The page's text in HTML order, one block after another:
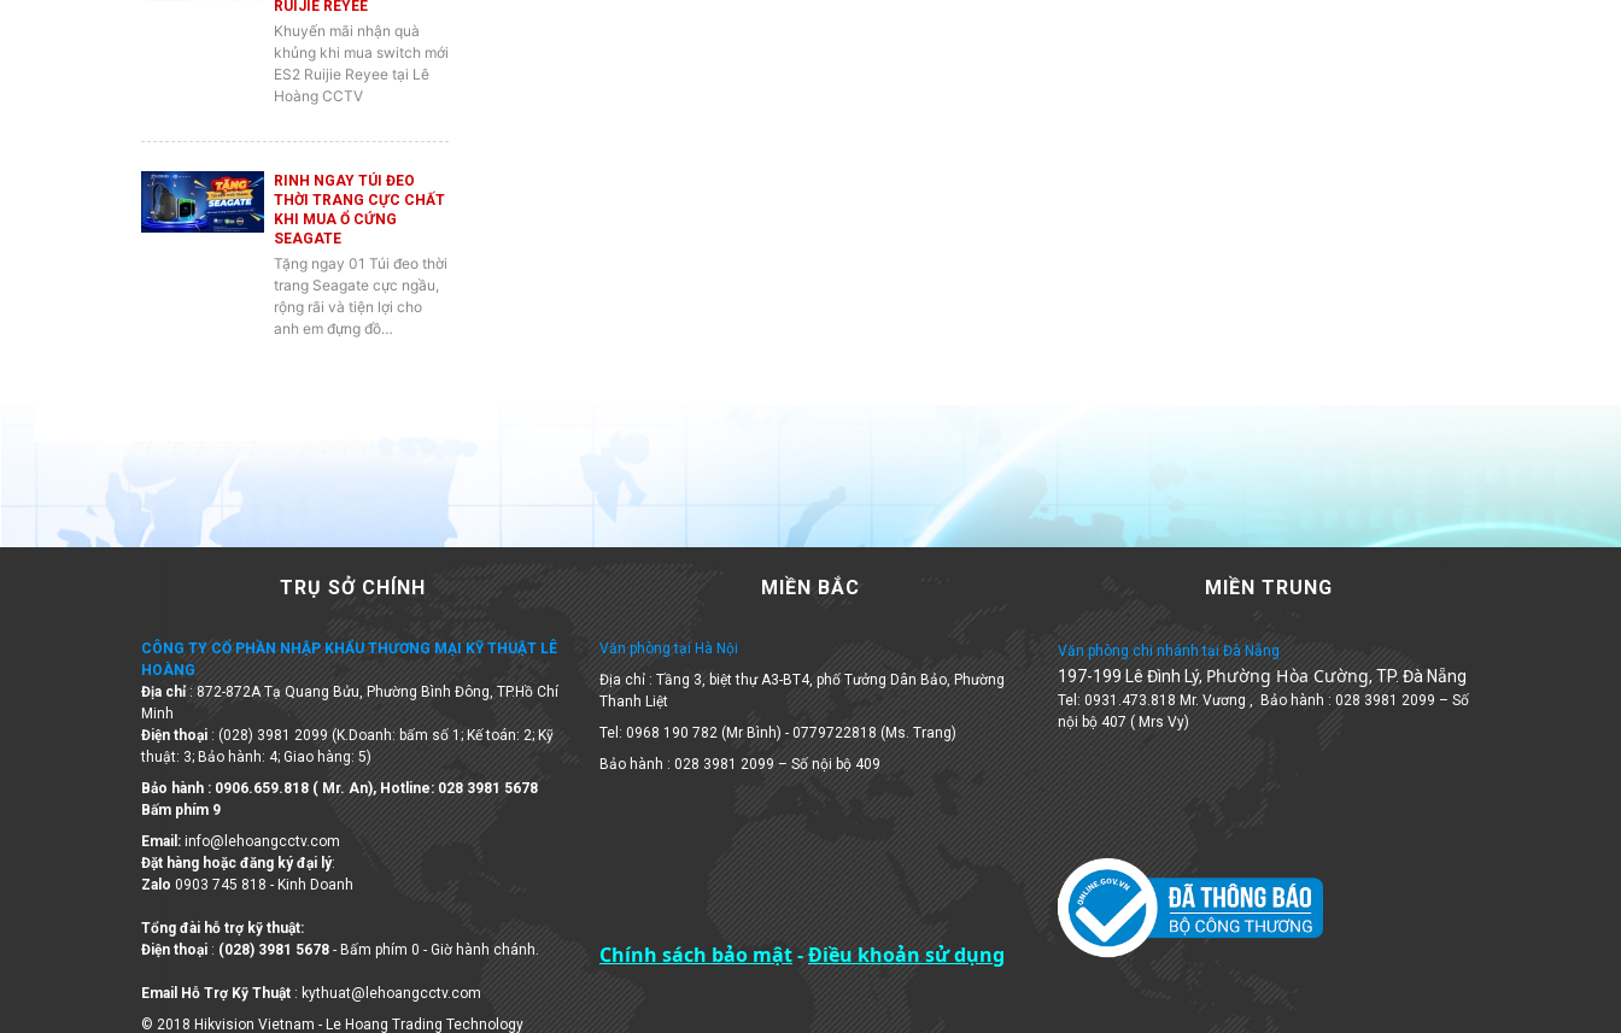
khủng khi mua switch mới
ES2 Ruijie Reyee tại Lê
Hoàng CCTV
RINH NGAY TÚI ĐEO
KHI MUA Ổ CỨNG
SEAGATE
Tặng ngay 01 Túi đeo thời
trang Seagate cực ngầu,
rộng rãi và tiện lợi cho
anh em đựng đồ…
TRỤ SỞ CHÍNH
CÔNG TY CỔ PHẦN NHẬP KHẨU THƯƠNG MẠI KỸ THUẬT LÊ
Địa chỉ: 872-872A Tạ Quang Bửu, Phường Bình Đông, TP.Hồ Chí
Minh
Điện thoại: (028) 3981 2099 (K.Doanh: bấm số 1; Kế toán: 2; Kỹ
thuật: 3; Bảo hành: 4; Giao hàng: 5)
Bảo hành : 0906.659.818 ( Mr. An), Hotline:
028 3981 5678
Bấm phím 9
Email:
info@lehoangcctv.com
Đặt hàng hoặc đăng ký đại lý
Zalo 0903 745 818 - Kinh Doanh
Tổng đài hỗ trợ kỹ thuật:
- Bấm phím 0 - Giờ hành chánh.
Email Hỗ Trợ Kỹ Thuật : kythuat@lehoangcctv.com
© 2018 Hikvision Vietnam - Le Hoang Trading Technology
Company Limited
Số ĐKKD 0306263327 do Sở KHĐT Tp. HCM cấp ngày
MIỀN BẮC
Văn phòng tại Hà Nội
Địa chỉ : Tầng 3, biệt thự A3-BT4, phố Tưởng Dân Bảo, Phường
Thanh Liệt
Tel: 0968 190 782 (Mr Bình) - 0779722818 (Ms. Trang)
Bảo hành : 028 3981 2099 – Số nội bộ 409
Chính sách bảo mật -Điều khoản sử dụng
MIỀN TRUNG
Văn phòng chi nhánh tại Đà Nẵng
197-199 Lê Đình Lý,
Tel: 0931.473.818 Mr. Vương , Bảo hành : 028 3981 2099 – Số
nội bộ 407 ( Mrs Vy)